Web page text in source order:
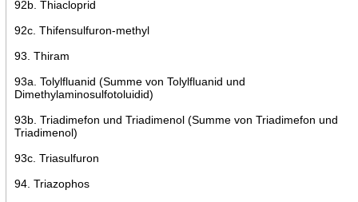
92b. Thiacloprid
92c. Thifensulfuron-methyl
93. Thiram
93a. Tolylfluanid (Summe von Tolylfluanid und
Dimethylaminosulfotoluidid)
93b. Triadimefon und Triadimenol (Summe von Triadimefon und
Triadimenol)
93c. Triasulfuron
94. Triazophos